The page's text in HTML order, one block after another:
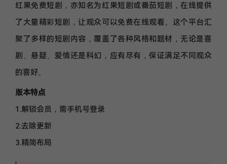
红果免费短剧，亦知名为红果短剧或番茄短剧，在线提供
了大量精彩短剧，让观众可以免费在线观看。这个平台汇
聚了多样的短剧内容，覆盖了各种风格和题材，无论是喜
剧、悬疑、爱情还是科幻，应有尽有，保证满足不同观众
的喜好。
版本特点
1.解锁会员，需手机号登录
2.去除更新
3.精简布局